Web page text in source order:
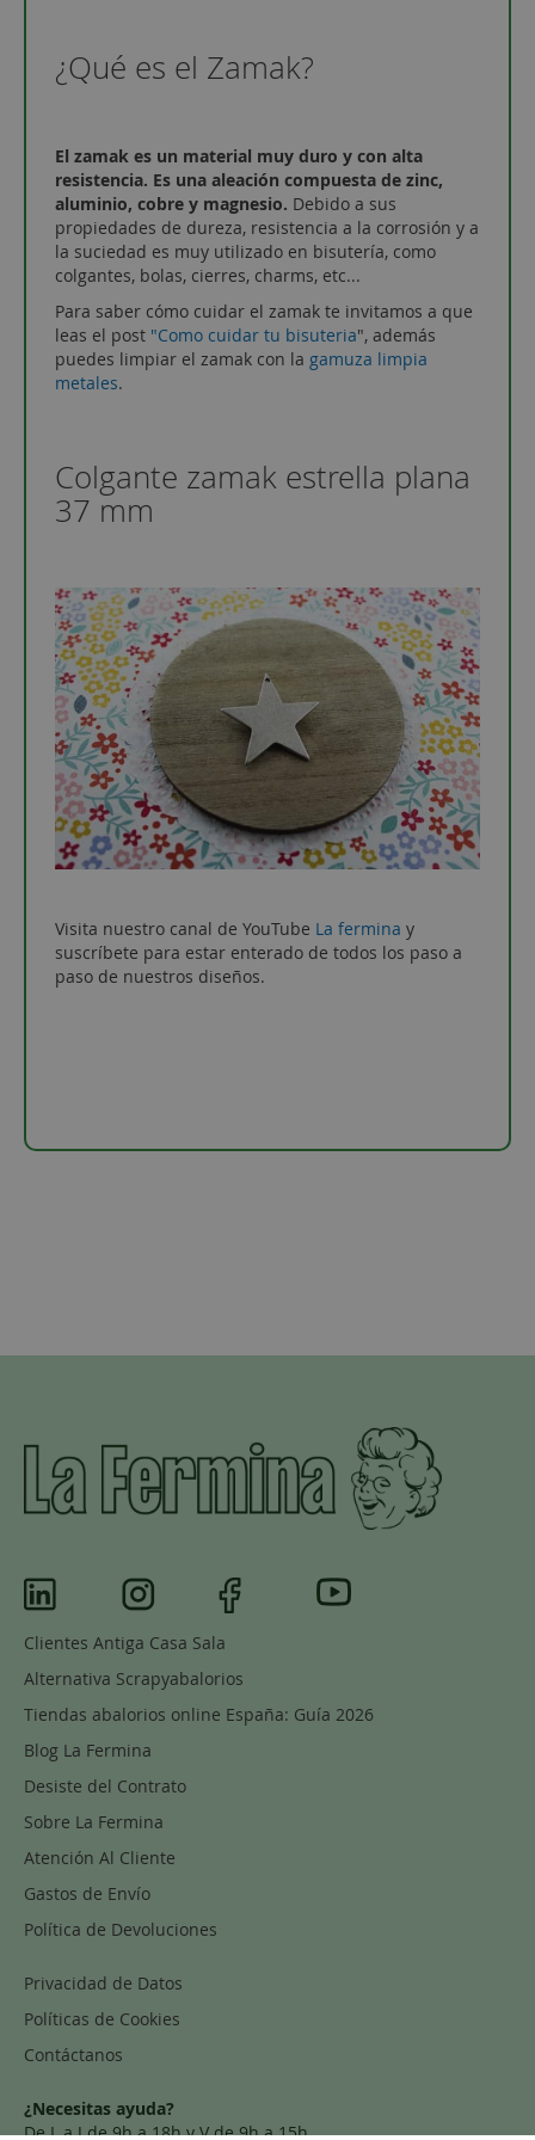
¿Qué es el Zamak?
El zamak es un material muy duro y con alta
resistencia. Es una aleación compuesta de zinc,
aluminio, cobre y magnesio. Debido a sus
propiedades de dureza, resistencia a la corrosión y a
la suciedad es muy utilizado en bisutería, como
colgantes, bolas, cierres, charms, etc...
Para saber cómo cuidar el zamak te invitamos a que
leas el post "Como cuidar tu bisuteria", además
puedes limpiar el zamak con la gamuza limpia
metales.
Colgante zamak estrella plana
37 mm
Visita nuestro canal de YouTube La fermina y
suscríbete para estar enterado de todos los paso a
paso de nuestros diseños.
Clientes Antiga Casa Sala
Alternativa Scrapyabalorios
Tiendas abalorios online España: Guía 2026
Blog La Fermina
Desiste del Contrato
Sobre La Fermina
Atención Al Cliente
Gastos de Envío
Política de Devoluciones
Privacidad de Datos
Políticas de Cookies
Contáctanos
¿Necesitas ayuda?
De L a J de 9h a 18h y V de 9h a 15h